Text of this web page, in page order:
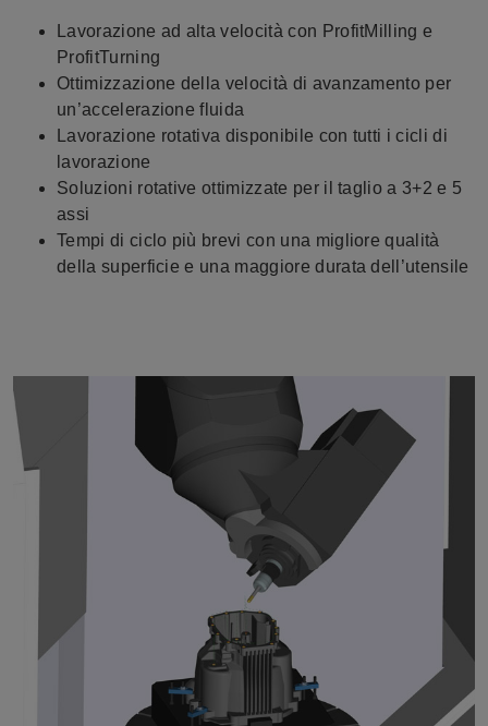
Lavorazione ad alta velocità con ProfitMilling e
ProfitTurning
Ottimizzazione della velocità di avanzamento per
un’accelerazione fluida
Lavorazione rotativa disponibile con tutti i cicli di
lavorazione
Soluzioni rotative ottimizzate per il taglio a 3+2 e 5
assi
Tempi di ciclo più brevi con una migliore qualità
della superficie e una maggiore durata dell’utensile